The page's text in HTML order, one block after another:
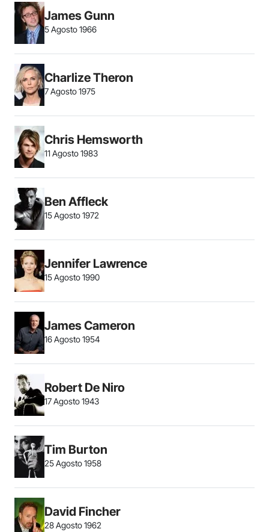
James Gunn
5 Agosto 1966
Charlize Theron
7 Agosto 1975
Chris Hemsworth
11 Agosto 1983
Ben Affleck
15 Agosto 1972
Jennifer Lawrence
15 Agosto 1990
James Cameron
16 Agosto 1954
Robert De Niro
17 Agosto 1943
Tim Burton
25 Agosto 1958
David Fincher
28 Agosto 1962